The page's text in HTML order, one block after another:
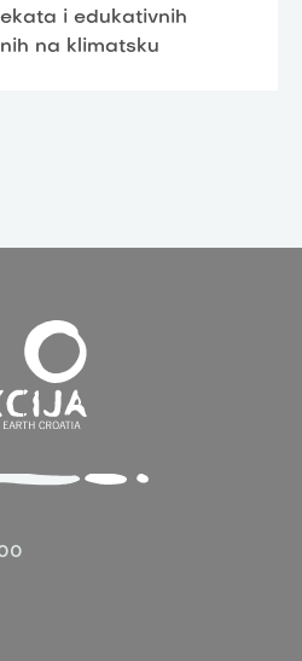
i edukativnih
na klimatsku